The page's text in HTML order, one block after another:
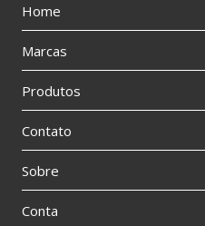
Home
Marcas
Produtos
Contato
Sobre
Conta